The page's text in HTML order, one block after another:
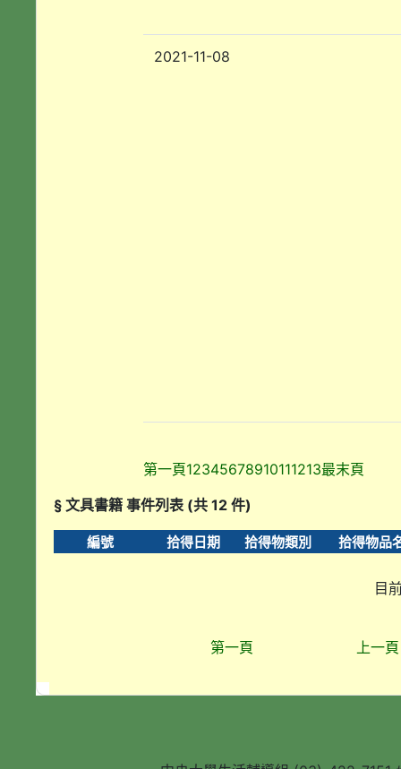
2021-11-08
第一頁12345678910111213最末頁
§ 文具書籍 事件列表 (共 12 件)
編號 拾得日期 拾得物類別 拾得物品
目
第一頁 上一頁